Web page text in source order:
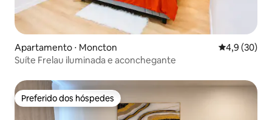
Apartamento ⋅ Moncton 4,9 de uma
4,9 (30)
Suíte Frelau iluminada e aconchegante
Preferido dos hóspedes
Preferido dos hóspedes